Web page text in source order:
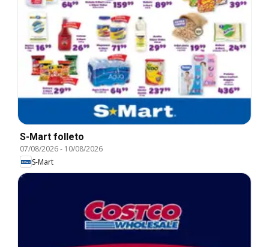
S-Mart folleto
07/08/2026- 10/08/2026
S-Mart